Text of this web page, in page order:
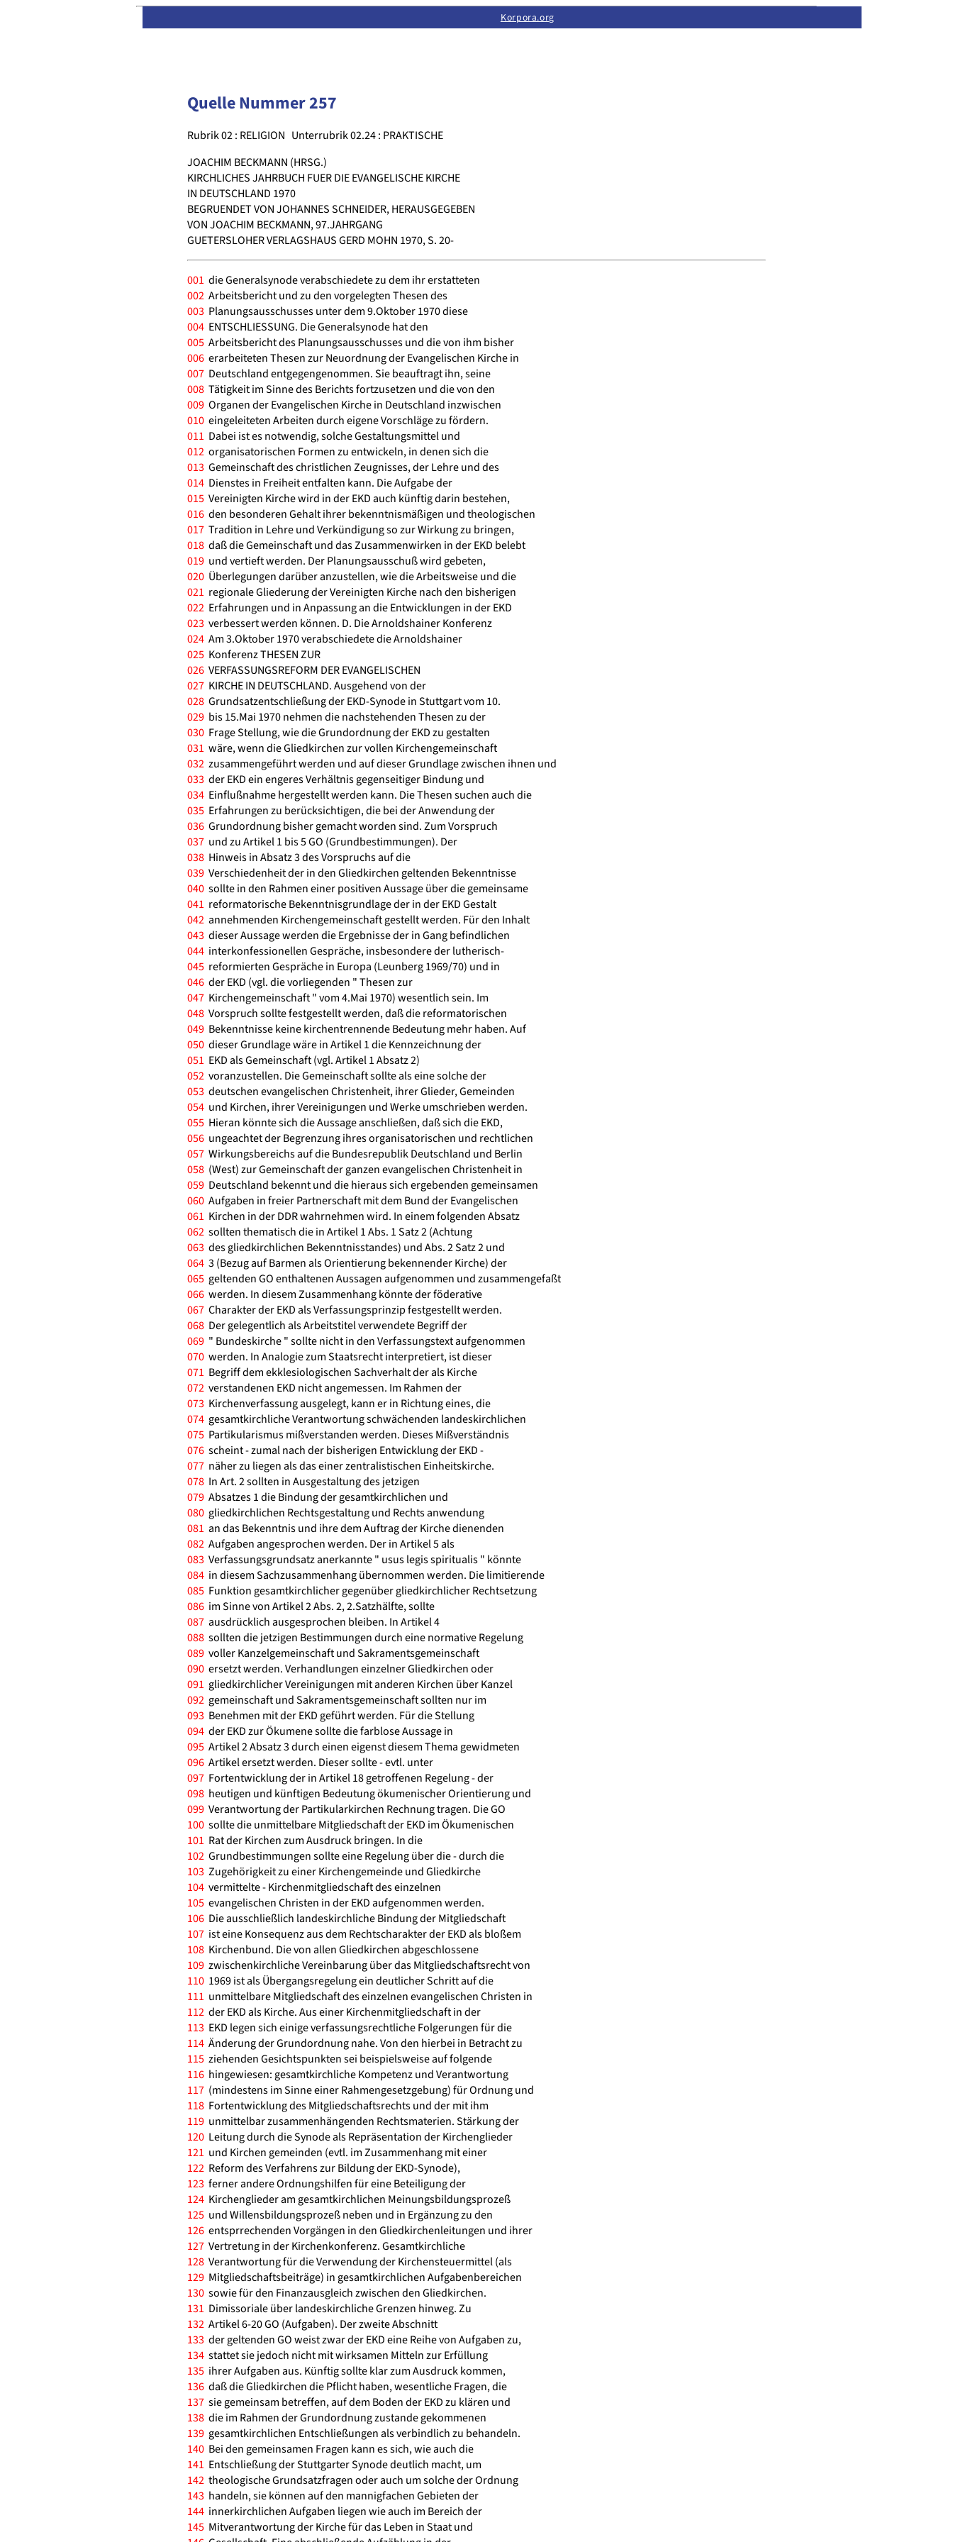
Feedback·Korpora.org
Quelle Nummer 257
Rubrik 02 : RELIGION Unterrubrik 02.24 : PRAKTISCHE
JOACHIM BECKMANN (HRSG.)
KIRCHLICHES JAHRBUCH FUER DIE EVANGELISCHE KIRCHE
IN DEUTSCHLAND 1970
BEGRUENDET VON JOHANNES SCHNEIDER, HERAUSGEGEBEN
VON JOACHIM BECKMANN, 97.JAHRGANG
GUETERSLOHER VERLAGSHAUS GERD MOHN 1970, S. 20-
001 die Generalsynode verabschiedete zu dem ihr erstatteten
002 Arbeitsbericht und zu den vorgelegten Thesen des
003 Planungsausschusses unter dem 9.Oktober 1970 diese
004 ENTSCHLIESSUNG. Die Generalsynode hat den
005 Arbeitsbericht des Planungsausschusses und die von ihm bisher
006 erarbeiteten Thesen zur Neuordnung der Evangelischen Kirche in
007 Deutschland entgegengenommen. Sie beauftragt ihn, seine
008 Tätigkeit im Sinne des Berichts fortzusetzen und die von den
009 Organen der Evangelischen Kirche in Deutschland inzwischen
010 eingeleiteten Arbeiten durch eigene Vorschläge zu fördern.
011 Dabei ist es notwendig, solche Gestaltungsmittel und
012 organisatorischen Formen zu entwickeln, in denen sich die
013 Gemeinschaft des christlichen Zeugnisses, der Lehre und des
014 Dienstes in Freiheit entfalten kann. Die Aufgabe der
015 Vereinigten Kirche wird in der EKD auch künftig darin bestehen,
016 den besonderen Gehalt ihrer bekenntnismäßigen und theologischen
017 Tradition in Lehre und Verkündigung so zur Wirkung zu bringen,
018 daß die Gemeinschaft und das Zusammenwirken in der EKD belebt
019 und vertieft werden. Der Planungsausschuß wird gebeten,
020 Überlegungen darüber anzustellen, wie die Arbeitsweise und die
021 regionale Gliederung der Vereinigten Kirche nach den bisherigen
022 Erfahrungen und in Anpassung an die Entwicklungen in der EKD
023 verbessert werden können. D. Die Arnoldshainer Konferenz
024 Am 3.Oktober 1970 verabschiedete die Arnoldshainer
025 Konferenz THESEN ZUR
026 VERFASSUNGSREFORM DER EVANGELISCHEN
027 KIRCHE IN DEUTSCHLAND. Ausgehend von der
028 Grundsatzentschließung der EKD-Synode in Stuttgart vom 10.
029 bis 15.Mai 1970 nehmen die nachstehenden Thesen zu der
030 Frage Stellung, wie die Grundordnung der EKD zu gestalten
031 wäre, wenn die Gliedkirchen zur vollen Kirchengemeinschaft
032 zusammengeführt werden und auf dieser Grundlage zwischen ihnen und
033 der EKD ein engeres Verhältnis gegenseitiger Bindung und
034 Einflußnahme hergestellt werden kann. Die Thesen suchen auch die
035 Erfahrungen zu berücksichtigen, die bei der Anwendung der
036 Grundordnung bisher gemacht worden sind. Zum Vorspruch
037 und zu Artikel 1 bis 5 GO (Grundbestimmungen). Der
038 Hinweis in Absatz 3 des Vorspruchs auf die
039 Verschiedenheit der in den Gliedkirchen geltenden Bekenntnisse
040 sollte in den Rahmen einer positiven Aussage über die gemeinsame
041 reformatorische Bekenntnisgrundlage der in der EKD Gestalt
042 annehmenden Kirchengemeinschaft gestellt werden. Für den Inhalt
043 dieser Aussage werden die Ergebnisse der in Gang befindlichen
044 interkonfessionellen Gespräche, insbesondere der lutherisch-
045 reformierten Gespräche in Europa (Leunberg 1969/70) und in
046 der EKD (vgl. die vorliegenden " Thesen zur
047 Kirchengemeinschaft " vom 4.Mai 1970) wesentlich sein. Im
048 Vorspruch sollte festgestellt werden, daß die reformatorischen
049 Bekenntnisse keine kirchentrennende Bedeutung mehr haben. Auf
050 dieser Grundlage wäre in Artikel 1 die Kennzeichnung der
051 EKD als Gemeinschaft (vgl. Artikel 1 Absatz 2)
052 voranzustellen. Die Gemeinschaft sollte als eine solche der
053 deutschen evangelischen Christenheit, ihrer Glieder, Gemeinden
054 und Kirchen, ihrer Vereinigungen und Werke umschrieben werden.
055 Hieran könnte sich die Aussage anschließen, daß sich die EKD,
056 ungeachtet der Begrenzung ihres organisatorischen und rechtlichen
057 Wirkungsbereichs auf die Bundesrepublik Deutschland und Berlin
058 (West) zur Gemeinschaft der ganzen evangelischen Christenheit in
059 Deutschland bekennt und die hieraus sich ergebenden gemeinsamen
060 Aufgaben in freier Partnerschaft mit dem Bund der Evangelischen
061 Kirchen in der DDR wahrnehmen wird. In einem folgenden Absatz
062 sollten thematisch die in Artikel 1 Abs. 1 Satz 2 (Achtung
063 des gliedkirchlichen Bekenntnisstandes) und Abs. 2 Satz 2 und
064 3 (Bezug auf Barmen als Orientierung bekennender Kirche) der
065 geltenden GO enthaltenen Aussagen aufgenommen und zusammengefaßt
066 werden. In diesem Zusammenhang könnte der föderative
067 Charakter der EKD als Verfassungsprinzip festgestellt werden.
068 Der gelegentlich als Arbeitstitel verwendete Begriff der
069 " Bundeskirche " sollte nicht in den Verfassungstext aufgenommen
070 werden. In Analogie zum Staatsrecht interpretiert, ist dieser
071 Begriff dem ekklesiologischen Sachverhalt der als Kirche
072 verstandenen EKD nicht angemessen. Im Rahmen der
073 Kirchenverfassung ausgelegt, kann er in Richtung eines, die
074 gesamtkirchliche Verantwortung schwächenden landeskirchlichen
075 Partikularismus mißverstanden werden. Dieses Mißverständnis
076 scheint - zumal nach der bisherigen Entwicklung der EKD -
077 näher zu liegen als das einer zentralistischen Einheitskirche.
078 In Art. 2 sollten in Ausgestaltung des jetzigen
079 Absatzes 1 die Bindung der gesamtkirchlichen und
080 gliedkirchlichen Rechtsgestaltung und Rechts anwendung
081 an das Bekenntnis und ihre dem Auftrag der Kirche dienenden
082 Aufgaben angesprochen werden. Der in Artikel 5 als
083 Verfassungsgrundsatz anerkannte " usus legis spiritualis " könnte
084 in diesem Sachzusammenhang übernommen werden. Die limitierende
085 Funktion gesamtkirchlicher gegenüber gliedkirchlicher Rechtsetzung
086 im Sinne von Artikel 2 Abs. 2, 2.Satzhälfte, sollte
087 ausdrücklich ausgesprochen bleiben. In Artikel 4
088 sollten die jetzigen Bestimmungen durch eine normative Regelung
089 voller Kanzelgemeinschaft und Sakramentsgemeinschaft
090 ersetzt werden. Verhandlungen einzelner Gliedkirchen oder
091 gliedkirchlicher Vereinigungen mit anderen Kirchen über Kanzel
092 gemeinschaft und Sakramentsgemeinschaft sollten nur im
093 Benehmen mit der EKD geführt werden. Für die Stellung
094 der EKD zur Ökumene sollte die farblose Aussage in
095 Artikel 2 Absatz 3 durch einen eigenst diesem Thema gewidmeten
096 Artikel ersetzt werden. Dieser sollte - evtl. unter
097 Fortentwicklung der in Artikel 18 getroffenen Regelung - der
098 heutigen und künftigen Bedeutung ökumenischer Orientierung und
099 Verantwortung der Partikularkirchen Rechnung tragen. Die GO
100 sollte die unmittelbare Mitgliedschaft der EKD im Ökumenischen
101 Rat der Kirchen zum Ausdruck bringen. In die
102 Grundbestimmungen sollte eine Regelung über die - durch die
103 Zugehörigkeit zu einer Kirchengemeinde und Gliedkirche
104 vermittelte - Kirchenmitgliedschaft des einzelnen
105 evangelischen Christen in der EKD aufgenommen werden.
106 Die ausschließlich landeskirchliche Bindung der Mitgliedschaft
107 ist eine Konsequenz aus dem Rechtscharakter der EKD als bloßem
108 Kirchenbund. Die von allen Gliedkirchen abgeschlossene
109 zwischenkirchliche Vereinbarung über das Mitgliedschaftsrecht von
110 1969 ist als Übergangsregelung ein deutlicher Schritt auf die
111 unmittelbare Mitgliedschaft des einzelnen evangelischen Christen in
112 der EKD als Kirche. Aus einer Kirchenmitgliedschaft in der
113 EKD legen sich einige verfassungsrechtliche Folgerungen für die
114 Änderung der Grundordnung nahe. Von den hierbei in Betracht zu
115 ziehenden Gesichtspunkten sei beispielsweise auf folgende
116 hingewiesen: gesamtkirchliche Kompetenz und Verantwortung
117 (mindestens im Sinne einer Rahmengesetzgebung) für Ordnung und
118 Fortentwicklung des Mitgliedschaftsrechts und der mit ihm
119 unmittelbar zusammenhängenden Rechtsmaterien. Stärkung der
120 Leitung durch die Synode als Repräsentation der Kirchenglieder
121 und Kirchen gemeinden (evtl. im Zusammenhang mit einer
122 Reform des Verfahrens zur Bildung der EKD-Synode),
123 ferner andere Ordnungshilfen für eine Beteiligung der
124 Kirchenglieder am gesamtkirchlichen Meinungsbildungsprozeß
125 und Willensbildungsprozeß neben und in Ergänzung zu den
126 entsprrechenden Vorgängen in den Gliedkirchenleitungen und ihrer
127 Vertretung in der Kirchenkonferenz. Gesamtkirchliche
128 Verantwortung für die Verwendung der Kirchensteuermittel (als
129 Mitgliedschaftsbeiträge) in gesamtkirchlichen Aufgabenbereichen
130 sowie für den Finanzausgleich zwischen den Gliedkirchen.
131 Dimissoriale über landeskirchliche Grenzen hinweg. Zu
132 Artikel 6-20 GO (Aufgaben). Der zweite Abschnitt
133 der geltenden GO weist zwar der EKD eine Reihe von Aufgaben zu,
134 stattet sie jedoch nicht mit wirksamen Mitteln zur Erfüllung
135 ihrer Aufgaben aus. Künftig sollte klar zum Ausdruck kommen,
136 daß die Gliedkirchen die Pflicht haben, wesentliche Fragen, die
137 sie gemeinsam betreffen, auf dem Boden der EKD zu klären und
138 die im Rahmen der Grundordnung zustande gekommenen
139 gesamtkirchlichen Entschließungen als verbindlich zu behandeln.
140 Bei den gemeinsamen Fragen kann es sich, wie auch die
141 Entschließung der Stuttgarter Synode deutlich macht, um
142 theologische Grundsatzfragen oder auch um solche der Ordnung
143 handeln, sie können auf den mannigfachen Gebieten der
144 innerkirchlichen Aufgaben liegen wie auch im Bereich der
145 Mitverantwortung der Kirche für das Leben in Staat und
Korpora.org